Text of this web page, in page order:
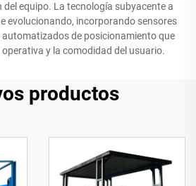
del equipo. La tecnología subyacente a
evolucionando, incorporando sensores
de posicionamiento que
y la comodidad del usuario.
productos